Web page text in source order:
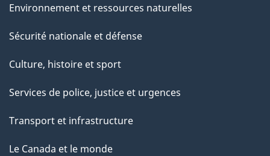
c
e
t
e
a
g
Environnement et ressources naturelles
Sécurité nationale et défense
Culture, histoire et sport
Services de police, justice et urgences
Transport et infrastructure
Le Canada et le monde